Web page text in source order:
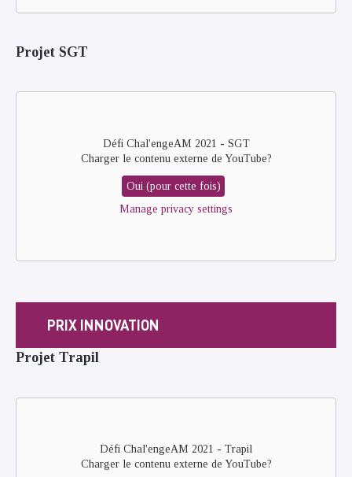
Projet SGT
Remote
Défi Chal'engeAM 2021 - SGT
Charger le contenu externe de YouTube?
Oui (pour cette fois)
Manage privacy settings
PRIX INNOVATION
Projet Trapil
Remote
Défi Chal'engeAM 2021 - Trapil
Charger le contenu externe de YouTube?